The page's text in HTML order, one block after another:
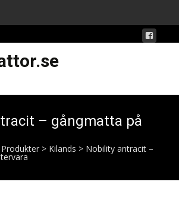
– gångmatta på
Produkter > Kilands > Nobility antracit –